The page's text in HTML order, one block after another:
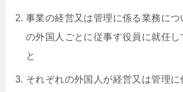
事業の経営又は管理に係る業務に
の外国人ごとに従事す役員に就任し
と
それぞれの外国人が経営又は管理